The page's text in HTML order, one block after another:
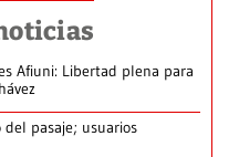
Afiuni: Libertad plena para
pasaje; usuarios